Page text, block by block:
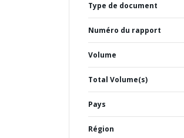
Type de document
Numéro du rapport
Volume
Total Volume(s)
Pays
Région